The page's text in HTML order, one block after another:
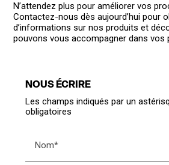
N’attendez plus pour améliorer vos
Contactez-nous dès aujourd’hui pour
d’informations sur nos produits et
pouvons vous accompagner dans vos
NOUS ÉCRIRE
Les champs indiqués par un
obligatoires
Nom*